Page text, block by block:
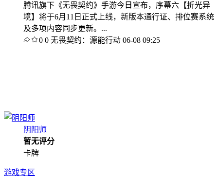
腾讯旗下《无畏契约》手游今日宣布，序幕六【折光异
境】将于6月11日正式上线，新版本通行证、排位赛系统
及多项内容同步更新。...
0 0 无畏契约：源能行动 06-08 09:25
阴阳师
暂无评分
卡牌
游戏专区